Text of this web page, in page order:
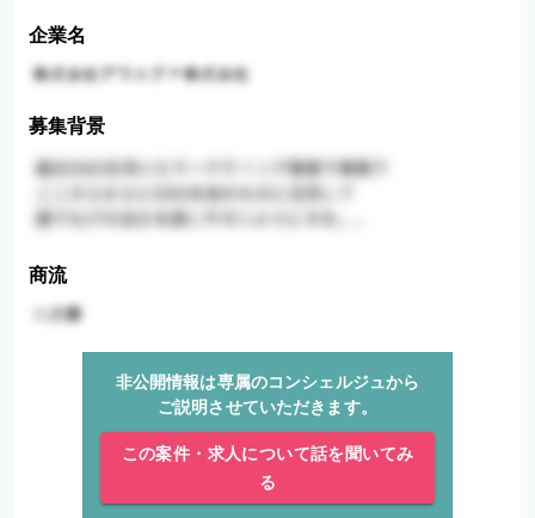
企業名
募集背景
商流
非公開情報は専属のコンシェルジュから
ご説明させていただきます。
この案件・求人について話を聞いてみ
る